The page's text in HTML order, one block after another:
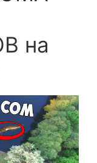
на